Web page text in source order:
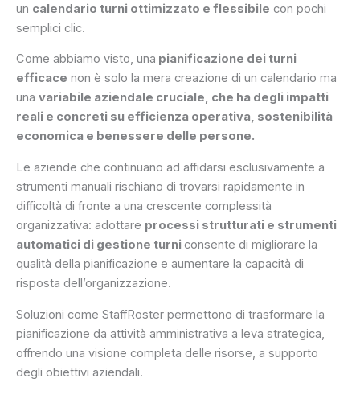
un calendario turni ottimizzato e flessibile con pochi
semplici clic.
Come abbiamo visto, una pianificazione dei turni
efficace non è solo la mera creazione di un calendario ma
una variabile aziendale cruciale, che ha degli impatti
reali e concreti su efficienza operativa, sostenibilità
economica e benessere delle persone.
Le aziende che continuano ad affidarsi esclusivamente a
strumenti manuali rischiano di trovarsi rapidamente in
difficoltà di fronte a una crescente complessità
organizzativa: adottare processi strutturati e strumenti
automatici di gestione turni consente di migliorare la
qualità della pianificazione e aumentare la capacità di
risposta dell’organizzazione.
Soluzioni come StaffRoster permettono di trasformare la
pianificazione da attività amministrativa a leva strategica,
offrendo una visione completa delle risorse, a supporto
degli obiettivi aziendali.